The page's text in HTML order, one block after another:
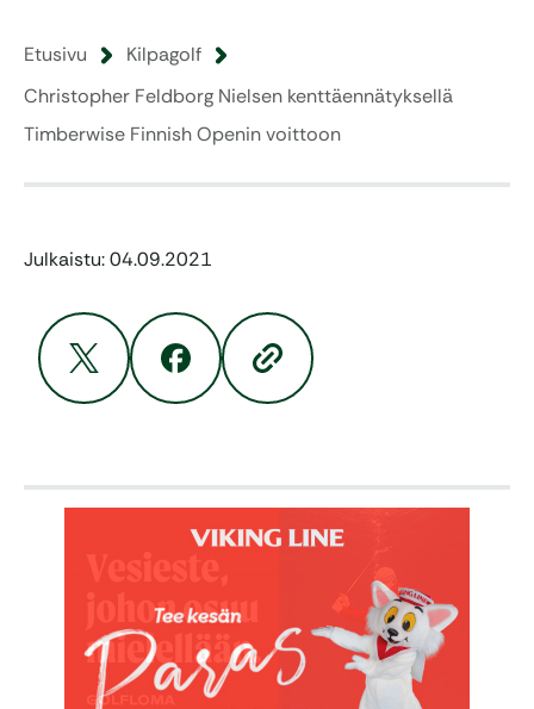
Etusivu
Kilpagolf
Christopher Feldborg Nielsen kenttäennätyksellä
Timberwise Finnish Openin voittoon
Julkaistu: 04.09.2021